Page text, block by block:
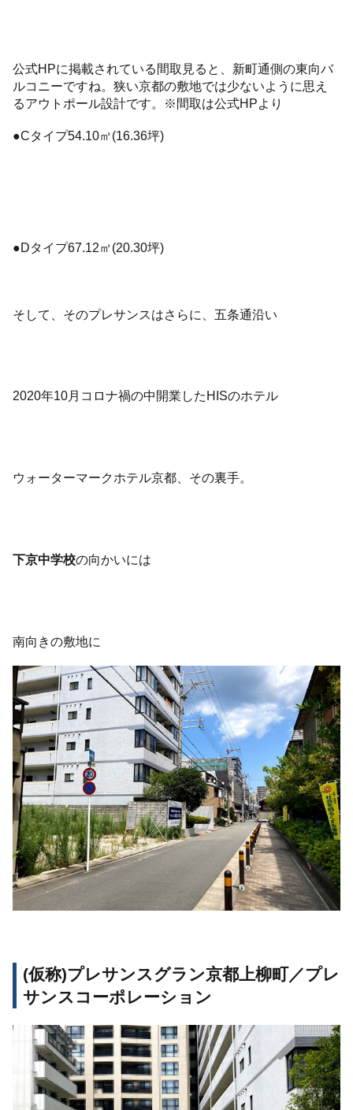
公式HPに掲載されている間取見ると、新町通側の東向バ
ルコニーですね。狭い京都の敷地では少ないように思え
るアウトポール設計です。※間取は公式HPより
●Cタイプ54.10㎡(16.36坪)
●Dタイプ67.12㎡(20.30坪)
そして、そのプレサンスはさらに、五条通沿い
2020年10月コロナ禍の中開業したHISのホテル
ウォーターマークホテル京都、その裏手。
下京中学校の向かいには
南向きの敷地に
(仮称)プレサンスグラン京都上柳町／プレ
サンスコーポレーション